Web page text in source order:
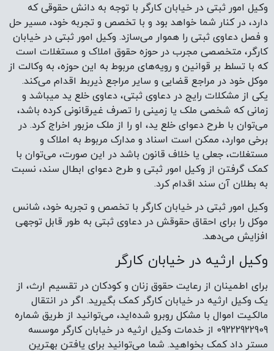
وکیل امور ثبتی در خیابان کارگر با توجه به دانش حقوقی که
دارد، در کنار شما خواهد بود و با تخصص و تجربه خود، مسیر حل
و فصل دعاوی ثبتی را هموار می‌سازد. وکیل امور ثبتی در خیابان
کارگر، متخصصی مجرب در حوزه حقوق املاک و مستغلات است
که با تسلط بر قوانین و رویه‌های مربوط به این حوزه، به وکالت از
موکل خود در مراجع قضایی و سایر مراجع ذیربط اقدام می‌کند.
یکی از مشکلات رایج در دعاوی ثبتی، دعاوی خلع ید میباشد و
زمانی که شخصی ملک یا زمینی را تصرف غیرقانونی کرده باشد،
می‌توان با طرح دعوای خلع ید، او را از ملک مزبور اخراج کرد. در
برخی موارد، ممکن است اسناد و مدارک مربوط به املاک و
مستغلات، جعلی یا خلاف قانون باشد در این صورت، می‌توان با
کمک گرفتن از وکیل امور ثبتی و طرح دعوای ابطال سند، نسبت
به بطلان آن سند اقدام کرد.
وکیل امور ثبتی در خیابان کارگر با تخصص و تجربه خود، شانس
موکل را برای احقاق حقوقش در دعاوی ثبتی به طور قابل توجهی
افزایش می‌دهد.
وکیل ارثیه در خیابان کارگر
برای اطمینان از رعایت حقوق زنان و کودکان در تقسیم ارث، از
یک وکیل ارثیه در خیابان کارگر کمک بگیرید. اگر در انتقال
مالکیت اموال با مشکل روبرو شده‌اید، می‌توانید از طریق شماره
09222922909 از خدمات وکیل ارثیه در خیابان کارگر موسسه
مستر داد کمک بخواهید. شما می‌توانید برای یافتن بهترین